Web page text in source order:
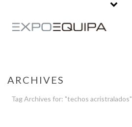
ARCHIVES
Tag Archives for: "techos acristralados"